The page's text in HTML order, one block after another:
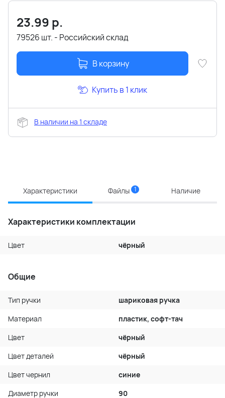
23.99 р.
79526 шт. - Российский склад
В корзину
Купить в 1 клик
В наличии на 1 складе
Характеристики Файлы 1 Наличие
Характеристики комплектации
Цвет чёрный
Общие
Тип ручки
шариковая ручка
Материал
пластик, софт-тач
Цвет
чёрный
Цвет деталей
чёрный
Цвет чернил
синие
Диаметр ручки
90